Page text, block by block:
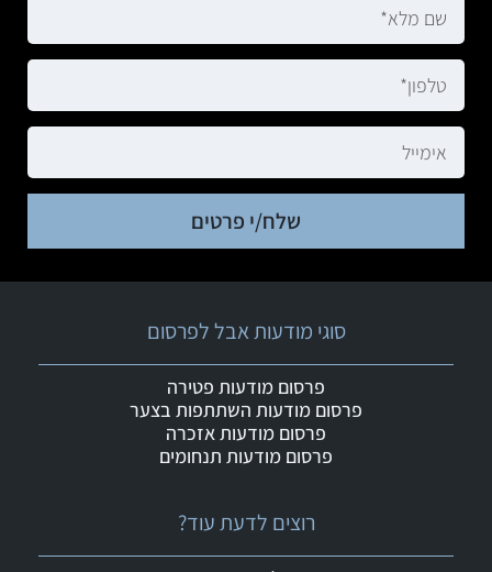
שלח/י פרטים
רוצים לדעת עוד?
סוגי מודעות אבל לפרסום
פרסום מודעות פטירה
פרסום מודעות השתתפות בצער
פרסום מודעות אזכרה
פרסום מודעות תנחומים